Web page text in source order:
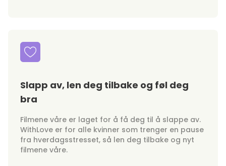
Slapp av, len deg tilbake og føl deg
bra
Filmene våre er laget for å få deg til å slappe av.
WithLove er for alle kvinner som trenger en pause
fra hverdagsstresset, så len deg tilbake og nyt
filmene våre.